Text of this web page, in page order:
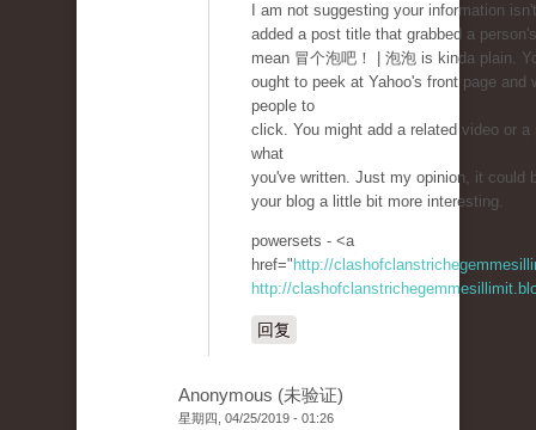
I am not suggesting your information
added a post title that grabbed a
mean 冒个泡吧！ | 泡泡 is kinda plain.
ought to peek at Yahoo's front page
people to
click. You might add a related video or
what
you've written. Just my opinion, it could
your blog a little bit more interesting.
powersets - <a
href=" http://
http://
回复
Anonymous (未验证)
星期四, 04/25/2019 - 01:26